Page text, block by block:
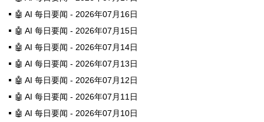
🤖 AI 每日要闻 - 2026年07月16日
🤖 AI 每日要闻 - 2026年07月15日
🤖 AI 每日要闻 - 2026年07月14日
🤖 AI 每日要闻 - 2026年07月13日
🤖 AI 每日要闻 - 2026年07月12日
🤖 AI 每日要闻 - 2026年07月11日
🤖 AI 每日要闻 - 2026年07月10日